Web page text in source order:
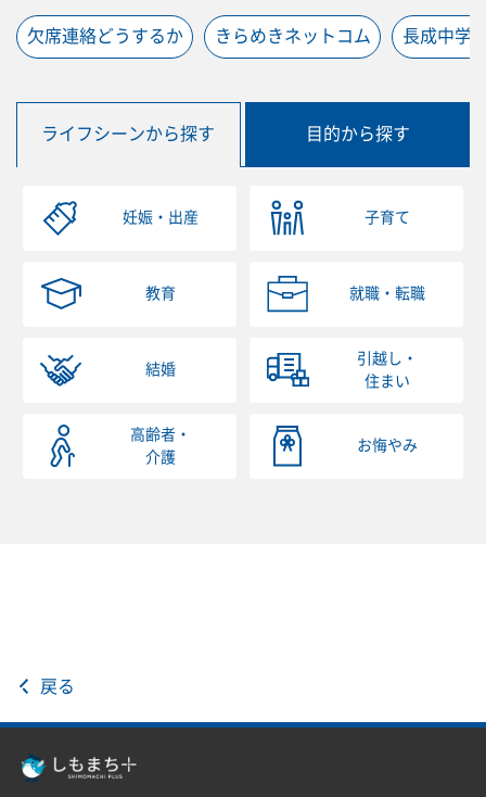
欠席連絡どうするか きらめきネットコム 長成中学
ライフシーンから探す 目的から探す
妊娠・出産 子育て
教育 就職・転職
結婚
引越し・
住まい
高齢者・
介護
お悔やみ
戻る